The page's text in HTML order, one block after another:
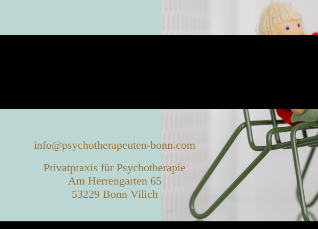
info@psychotherapeuten-bonn.com
Privatpraxis für Psychotherapie
Am Herrengarten 65
53229 Bonn Vilich